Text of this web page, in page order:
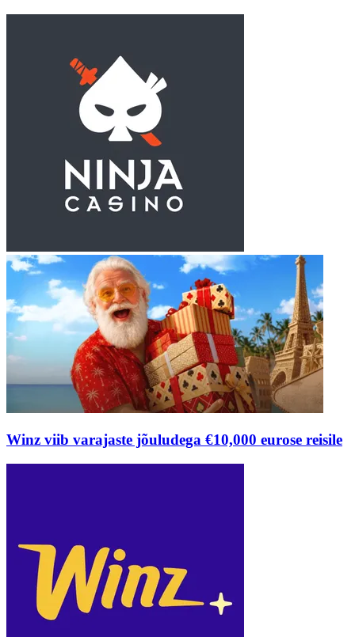
Winz viib varajaste jõuludega €10,000 eurose reisile